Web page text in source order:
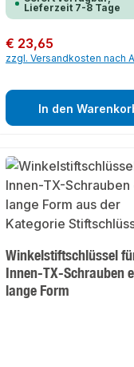
Lieferzeit 7-8 Tage
Regulärer Preis:
€ 23,65
zzgl. Versandkosten nach
In den
Winkelstiftschlüssel
Innen-TX-Schrauben
lange Form